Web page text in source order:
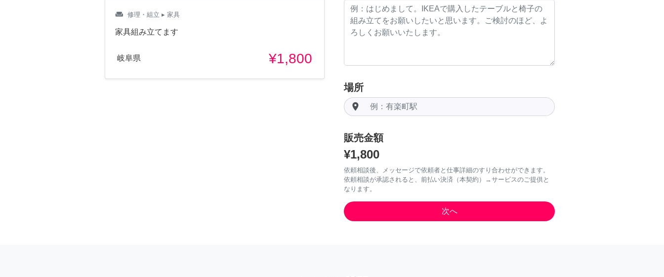
weekend 修理・組立 ▸ 家具
家具組み立てます
岐阜県 ¥1,800
場所
room
販売金額
¥1,800
依頼相談後、メッセージで依頼者と仕事詳細のすり合わせができます。
依頼相談が承認されると、前払い決済（本契約）→サービスのご提供と
なります。